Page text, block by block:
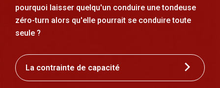
pourquoi laisser quelqu'un conduire une tondeuse
zéro-turn alors qu'elle pourrait se conduire toute
seule ?
La contrainte de capacité